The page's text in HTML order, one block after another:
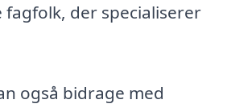
der specialiserer
også bidrage med